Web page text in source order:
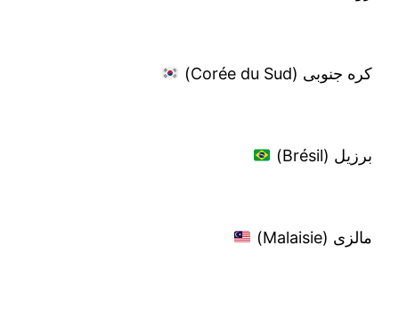
کره جنوبی (Corée du Sud)
برزیل (Brésil)
مالزی (Malaisie)